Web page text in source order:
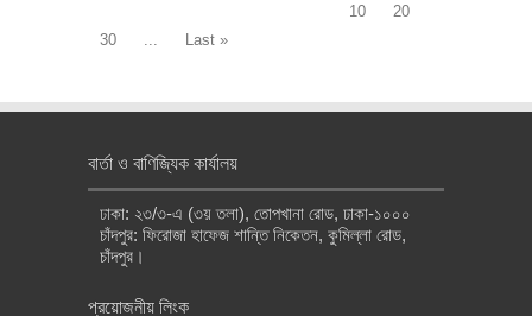
10
20
30
Last »
বার্তা ও বাণিজ্যিক কার্যালয়
ঢাকা: ২৩/৩-এ (৩য় তলা), তোপখানা রোড, ঢাকা-১০০০
চাঁদপুর: ফিরোজা হাফেজ শান্তি নিকেতন, কুমিল্লা রোড,
চাঁদপুর।
প্রয়োজনীয় লিংক